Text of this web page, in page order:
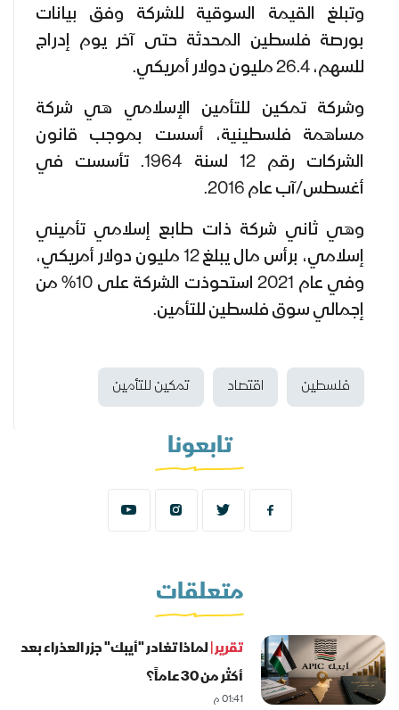
وتبلغ القيمة السوقية للشركة وفق بيانات
بورصة فلسطين المحدثة حتى آخر يوم إدراج
للسهم، 26.4 مليون دولار أمريكي.
وشركة تمكين للتأمين الإسلامي هي شركة
مساهمة فلسطينية، أسست بموجب قانون
الشركات رقم 12 لسنة 1964. تأسست في
أغسطس/آب عام 2016.
وهي ثاني شركة ذات طابع إسلامي تأميني
إسلامي، برأس مال يبلغ 12 مليون دولار أمريكي،
وفي عام 2021 استحوذت الشركة على 10% من
إجمالي سوق فلسطين للتأمين.
فلسطين اقتصاد تمكين للتأمين
تابعونا
متعلقات
تقرير |لماذا تغادر "أيبك" جزر العذراء بعد
أكثر من 30 عاماً؟
01:41 م